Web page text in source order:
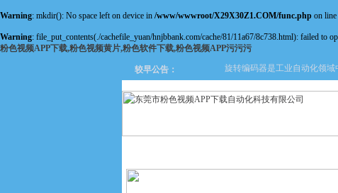
Warning: mkdir(): No space left on device in /www/wwwroot/X29X30Z1.COM/func.php on line
Warning: file_put_contents(./cachefile_yuan/hnjbbank.com/cache/81/11a67/8c738.html): failed to
粉色视频APP下载,粉色视频黄片,粉色软件下载,粉色视频APP污污污
较早公告： 旋转编码器是工业自动化领域
下载